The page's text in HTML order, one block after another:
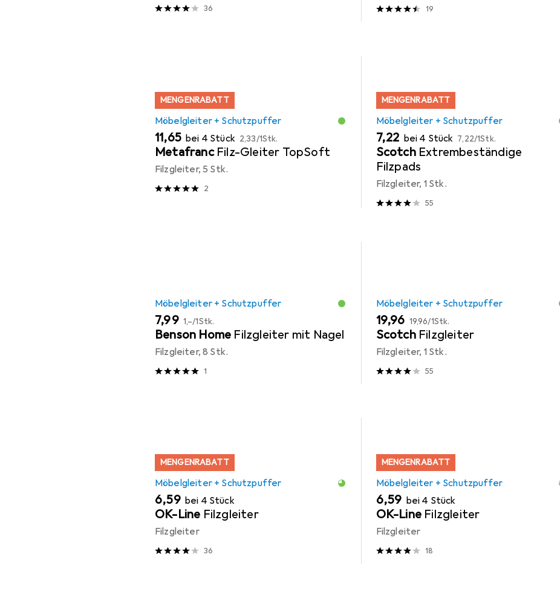
36 19
MENGENRABATT
Möbelgleiter + Schutzpuffer
EUR
11,65 bei 4 Stück EUR
2,33/1Stk.
Metafranc Filz-Gleiter TopSoft
Filzgleiter, 5 Stk.
2
MENGENRABATT
Möbelgleiter + Schutzpuffer
EUR
7,22 bei 4 Stück EUR
7,22/1Stk.
Scotch Extrembeständige
Filzpads
Filzgleiter, 1 Stk.
55
Möbelgleiter + Schutzpuffer
EUR
7,99 EUR
1,–/1Stk.
Benson Home Filzgleiter mit Nagel
Filzgleiter, 8 Stk.
1
Möbelgleiter + Schutzpuffer
EUR
19,96 EUR
19,96/1Stk.
Scotch Filzgleiter
Filzgleiter, 1 Stk.
55
MENGENRABATT
Möbelgleiter + Schutzpuffer
EUR
6,59 bei 4 Stück
OK-Line Filzgleiter
Filzgleiter
36
MENGENRABATT
Möbelgleiter + Schutzpuffer
EUR
6,59 bei 4 Stück
OK-Line Filzgleiter
Filzgleiter
18